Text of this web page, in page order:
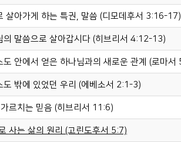
살아가게 하는 특권, 말씀 (디모데후서 3:16-17)
의 말씀으로 살아갑시다 (히브리서 4:12-13)
밖에 있었던 우리 (에베소서 2:1-3)
르치는 믿음 (히브리서 11:6)
사는 삶의 원리 (고린도후서 5:7)